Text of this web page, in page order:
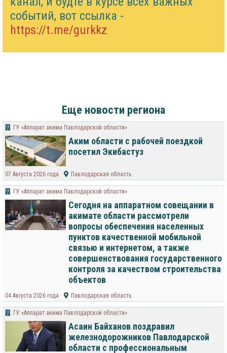
событий, вот ссылка -
https://t.me/gurkkz
Еще новости региона
ГУ «Аппарат акима Павлодарской области»
Аким области с рабочей поездкой
посетил Экибастуз
07 Августа 2026 года Павлодарская область
ГУ «Аппарат акима Павлодарской области»
Сегодня на аппаратном совещании в
акимате области рассмотрели
вопросы обеспечения населенных
пунктов качественной мобильной
связью и интернетом, а также
совершенствования государственного
контроля за качеством строительства
объектов
04 Августа 2026 года Павлодарская область
ГУ «Аппарат акима Павлодарской области»
Асаин Байханов поздравил
железнодорожников Павлодарской
области с профессиональным